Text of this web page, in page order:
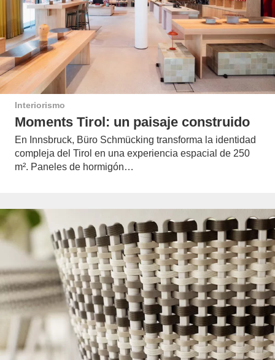
Interiorismo
Moments Tirol: un paisaje construido
En Innsbruck, Büro Schmücking transforma la identidad
compleja del Tirol en una experiencia espacial de 250
m². Paneles de hormigón…